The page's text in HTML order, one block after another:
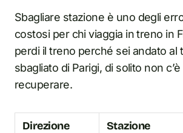
Sbagliare stazione è uno degli
costosi per chi viaggia in treno in
perdi il treno perché sei andato al
sbagliato di Parigi, di solito non
recuperare.
Direzione Stazione